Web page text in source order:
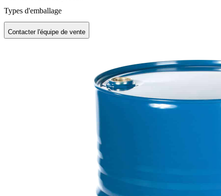
Types d'emballage
Contacter l'équipe de vente